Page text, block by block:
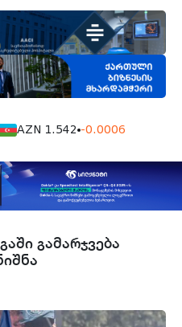
AZN 1.542 -0.0006
გამარჯვება